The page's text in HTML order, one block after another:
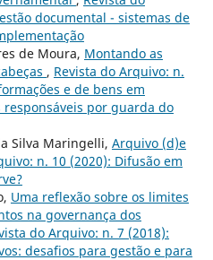
documental - sistemas de
de Moura, Montando as
, Revista do Arquivo: n.
e de bens em
por guarda do
Silva Maringelli, Arquivo (d)e
n. 10 (2020): Difusão em
Uma reflexão sobre os limites
na governança dos
do Arquivo: n. 7 (2018):
desafios para gestão e para